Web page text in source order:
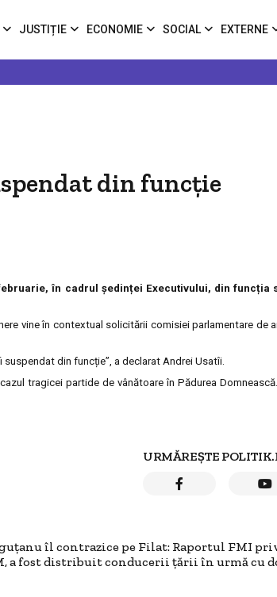
JUSTIȚIE ECONOMIE SOCIAL EXTERNE
din funcție
în cadrul ședinței Executivului, din funcția
vine în contextual solicitării comisiei parlamentare de
din funcție”, a declarat Andrei Usatîi.
tragicei partide de vânătoare în Pădurea
URMĂREȘTE
îl contrazice pe Filat: Raportul FMI
a fost distribuit conducerii ţării în urmă cu